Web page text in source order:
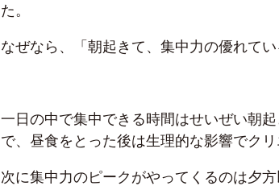
た。
なぜなら、「朝起きて、集中力の優れて
一日の中で集中できる時間はせいぜい朝
で、昼食をとった後は生理的な影響でク
次に集中力のピークがやってくるのは夕方